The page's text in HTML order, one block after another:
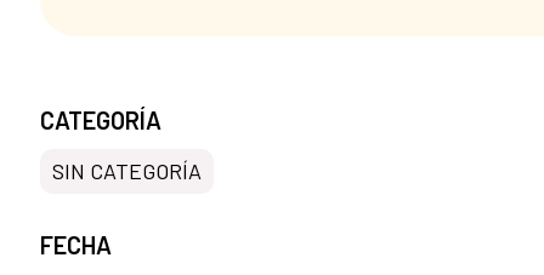
CATEGORÍA
SIN CATEGORÍA
FECHA